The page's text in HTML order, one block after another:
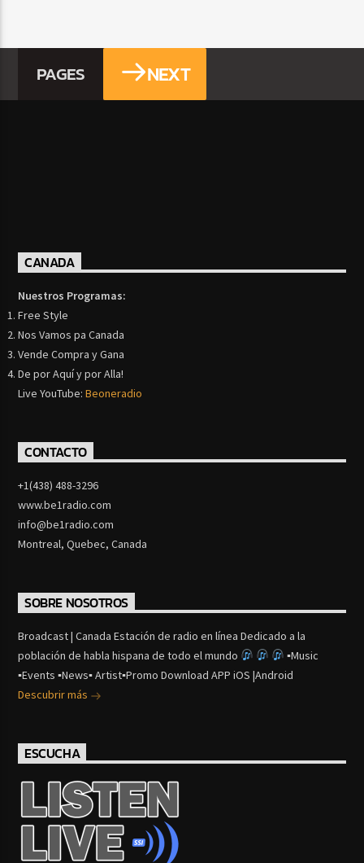
PAGES NEXT
CANADA
Nuestros Programas:
Free Style
Nos Vamos pa Canada
Vende Compra y Gana
De por Aquí y por Alla!
Live YouTube:Beoneradio
CONTACTO
+1(438) 488-3296
www.be1radio.com
info@be1radio.com
Montreal, Quebec, Canada
SOBRE NOSOTROS
Broadcast | Canada Estación de radio en línea Dedicado a la
población de habla hispana de todo el mundo
▪Music
▪Events ▪News▪ Artist▪Promo Download APP iOS |Android
Descubrir más
ESCUCHA